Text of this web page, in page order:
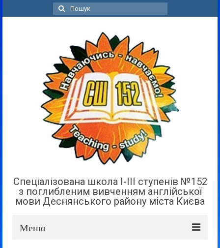
Пошук
для:
Спеціалізована школа І-ІІІ ступенів №152
з поглибленим вивченням англійської
мови Деснянського району міста Києва
Меню